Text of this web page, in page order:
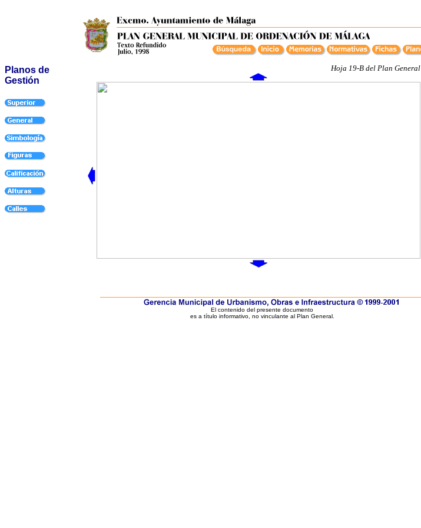
Hoja 19-B del Plan General
Planos de
Gestión
El contenido del presente documento
es a título informativo, no vinculante al Plan General.